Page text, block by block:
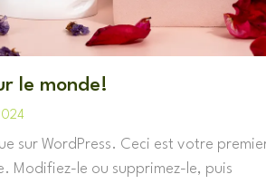
le monde!
sur WordPress. Ceci est votre
Modifiez-le ou supprimez-le, puis